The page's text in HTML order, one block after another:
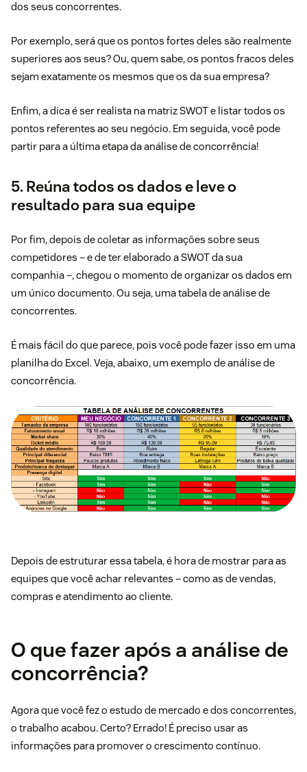
dos seus concorrentes.
Por exemplo, será que os pontos fortes deles são realmente
superiores aos seus? Ou, quem sabe, os pontos fracos deles
sejam exatamente os mesmos que os da sua empresa?
Enfim, a dica é ser realista na matriz SWOT e listar todos os
pontos referentes ao seu negócio. Em seguida, você pode
partir para a última etapa da análise de concorrência!
5. Reúna todos os dados e leve o
resultado para sua equipe
Por fim, depois de coletar as informações sobre seus
competidores – e de ter elaborado a SWOT da sua
companhia –, chegou o momento de organizar os dados em
um único documento. Ou seja, uma tabela de análise de
concorrentes.
É mais fácil do que parece, pois você pode fazer isso em uma
planilha do Excel . Veja, abaixo, um exemplo de análise de
concorrência.
Depois de estruturar essa tabela, é hora de mostrar para as
equipes que você achar relevantes – como as de vendas,
compras e atendimento ao cliente.
O que fazer após a análise de
concorrência?
Agora que você fez o estudo de mercado e dos concorrentes,
o trabalho acabou. Certo? Errado! É preciso usar as
informações para promover o crescimento contínuo.